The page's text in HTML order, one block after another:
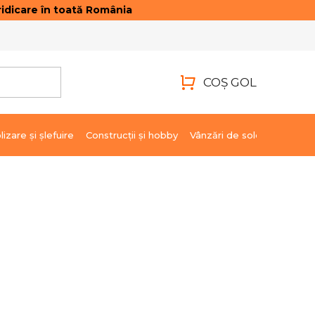
în toată România
DE
COŞ GOL
şi şlefuire Construcții și hobby Vânzări de soldare